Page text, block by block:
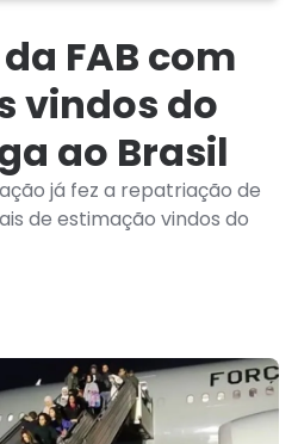
FAB com
vindos do
ao Brasil
já fez a repatriação de
de estimação vindos do